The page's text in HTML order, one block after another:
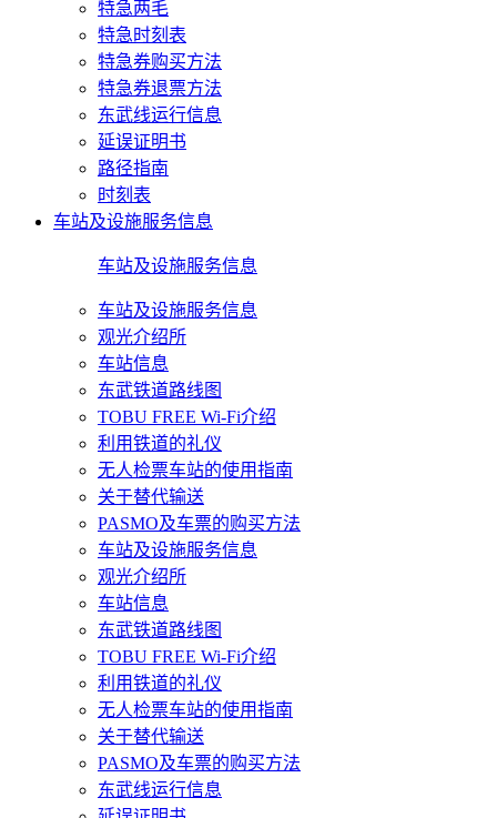
特急两毛
特急时刻表
特急券购买方法
特急券退票方法
东武线运行信息
延误证明书
路径指南
时刻表
车站及设施服务信息
车站及设施服务信息
车站及设施服务信息
观光介绍所
车站信息
东武铁道路线图
TOBU FREE Wi-Fi介绍
利用铁道的礼仪
无人检票车站的使用指南
关于替代输送
PASMO及车票的购买方法
车站及设施服务信息
观光介绍所
车站信息
东武铁道路线图
TOBU FREE Wi-Fi介绍
利用铁道的礼仪
无人检票车站的使用指南
关于替代输送
PASMO及车票的购买方法
东武线运行信息